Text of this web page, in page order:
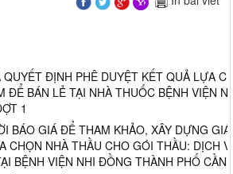
QUYẾT ĐỊNH PHÊ DUYỆT KẾT QUẢ LỰA
ĐỂ BÁN LẺ TẠI NHÀ THUỐC BỆNH VIỆN
1
BÁO GIÁ ĐỂ THAM KHẢO, XÂY DỰNG
CHỌN NHÀ THẦU CHO GÓI THẦU: DỊCH
BỆNH VIỆN NHI ĐỒNG THÀNH PHỐ CẦN